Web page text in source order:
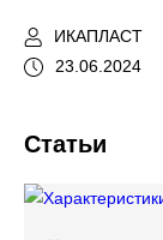
ИКАПЛАСТ
23.06.2024
Статьи